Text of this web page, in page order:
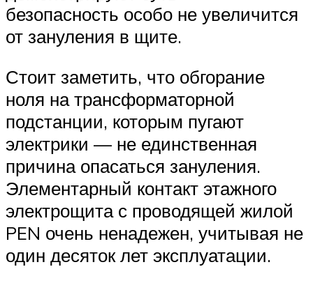
безопасность особо не увеличится
от зануления в щите.
Стоит заметить, что обгорание
ноля на трансформаторной
подстанции, которым пугают
электрики — не единственная
причина опасаться зануления.
Элементарный контакт этажного
электрощита с проводящей жилой
PEN очень ненадежен, учитывая не
один десяток лет эксплуатации.